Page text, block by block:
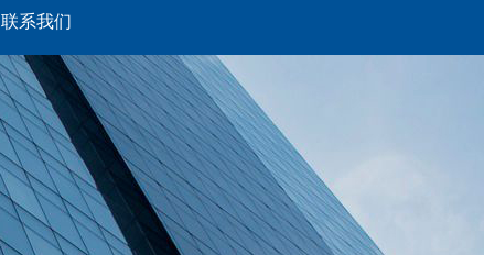
联系我们